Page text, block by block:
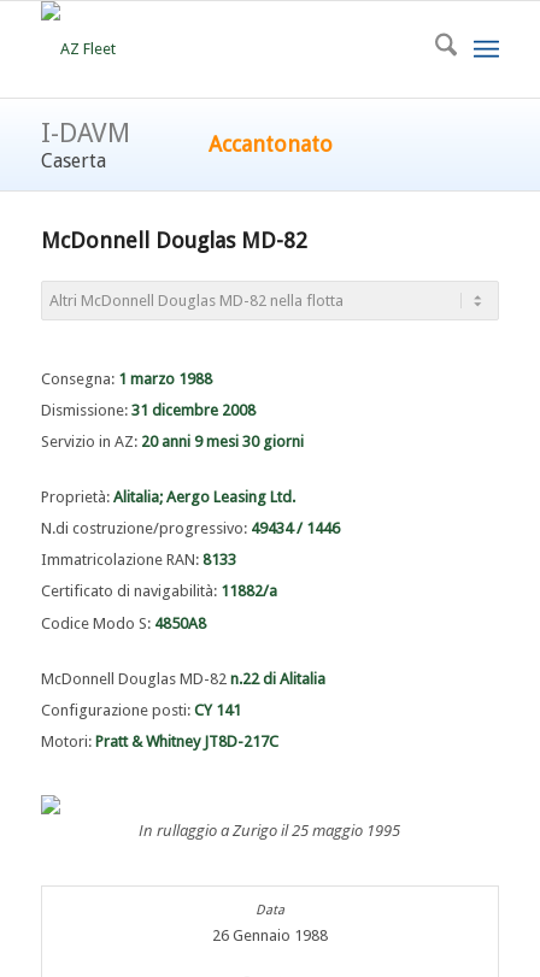
I-DAVM
Caserta
Accantonato
McDonnell Douglas MD-82
Consegna: 1 marzo 1988
Dismissione: 31 dicembre 2008
Servizio in AZ: 20 anni 9 mesi 30 giorni
Proprietà: Alitalia; Aergo Leasing Ltd.
N.di costruzione/progressivo: 49434 / 1446
Immatricolazione RAN: 8133
Certificato di navigabilità: 11882/a
Codice Modo S: 4850A8
McDonnell Douglas MD-82 n.22 di Alitalia
Configurazione posti: CY 141
Motori: Pratt & Whitney JT8D-217C
In rullaggio a Zurigo il 25 maggio 1995
26 Gennaio 1988